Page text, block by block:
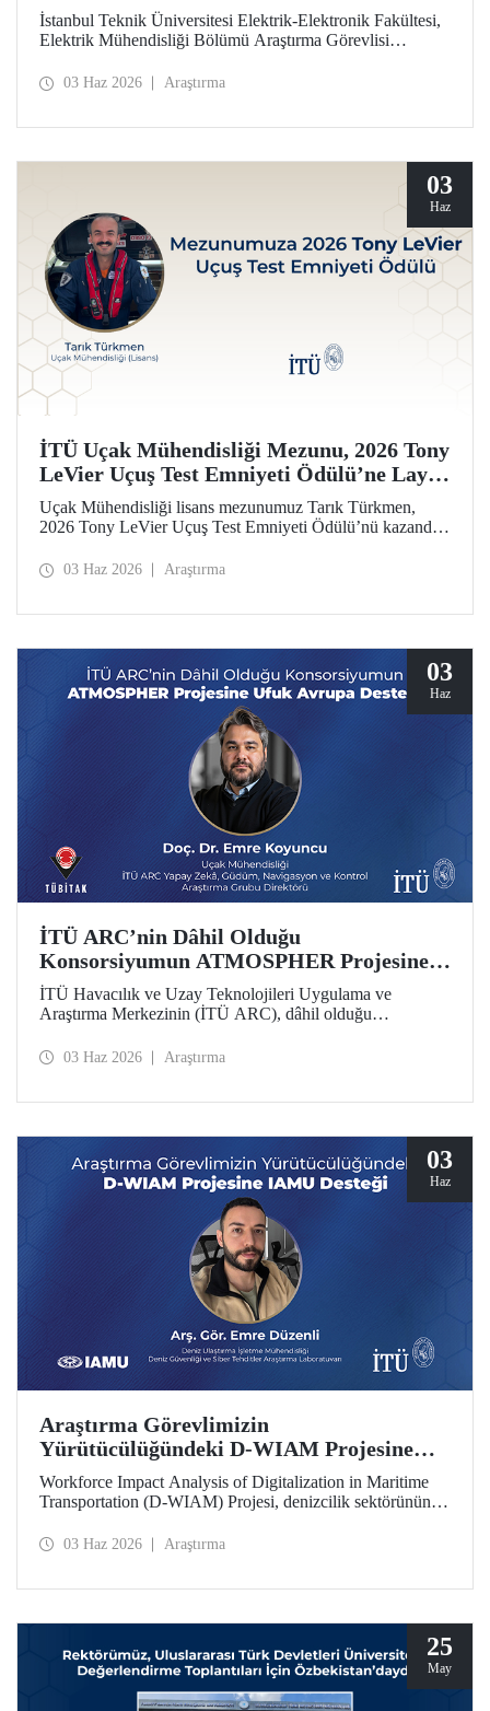
İstanbul Teknik Üniversitesi Elektrik-Elektronik Fakültesi,
Elektrik Mühendisliği Bölümü Araştırma Görevlisi
Sırası Araştırma Bursu kapsamında desteklenmeye hak
03 Haz 2026 Araştırma
03
Haz
İTÜ Uçak Mühendisliği Mezunu, 2026 Tony
LeVier Uçuş Test Emniyeti Ödülü’ne Layık
Görüldü
Uçak Mühendisliği lisans mezunumuz Tarık Türkmen,
2026 Tony LeVier Uçuş Test Emniyeti Ödülü’nü kazandı.
emniyetine ve literatürüne sağladığı katkıyla bu prestijli
03 Haz 2026 Araştırma
03
Haz
İTÜ ARC’nin Dâhil Olduğu
Konsorsiyumun ATMOSPHER Projesine
Ufuk Avrupa Desteği
İTÜ Havacılık ve Uzay Teknolojileri Uygulama ve
Araştırma Merkezinin (İTÜ ARC), dâhil olduğu
Avrupa desteği kazandı. Bu projeyle İTÜ ARC’nin hava
03 Haz 2026 Araştırma
03
Haz
Araştırma Görevlimizin
Yürütücülüğündeki D-WIAM Projesine
IAMU Desteği
Workforce Impact Analysis of Digitalization in Maritime
Transportation (D-WIAM) Projesi, denizcilik sektörünün
Uluslararası Denizcilik Üniversiteleri Birliği (IAMU)
araştırmacısı Emre Düzenli yürütecek.
03 Haz 2026 Araştırma
25
May